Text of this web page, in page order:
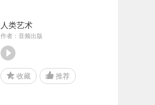
人类艺术
作者：音频出版
收藏 推荐